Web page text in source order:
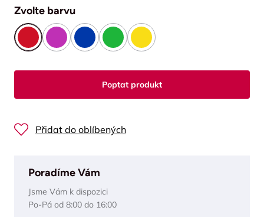
Zvolte barvu
červenáfialová modrá zelená
Poptat produkt
Přidat do oblíbených
Poradíme Vám
Jsme Vám k dispozici
Po-Pá od 8:00 do 16:00